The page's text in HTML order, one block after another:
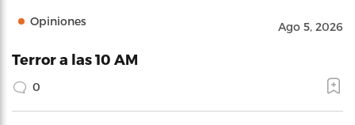
Opiniones Ago 5, 2026
Terror a las 10 AM
0